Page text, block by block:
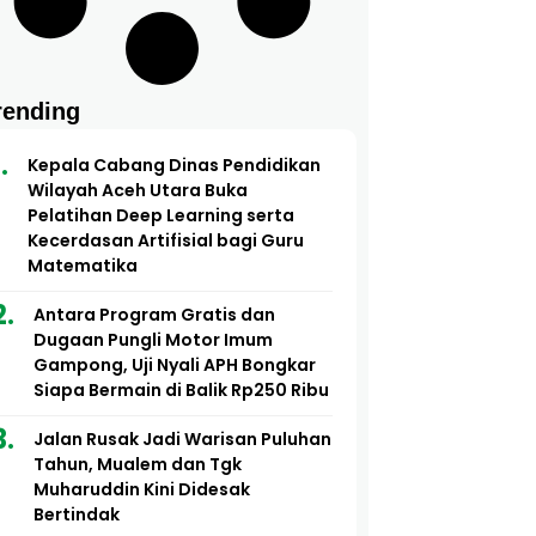
Kepala Cabang Dinas Pendidikan
Wilayah Aceh Utara Buka
Pelatihan Deep Learning serta
Kecerdasan Artifisial bagi Guru
Matematika
Antara Program Gratis dan
Dugaan Pungli Motor Imum
Gampong, Uji Nyali APH Bongkar
Siapa Bermain di Balik Rp250 Ribu
Jalan Rusak Jadi Warisan Puluhan
Tahun, Mualem dan Tgk
Muharuddin Kini Didesak
Bertindak